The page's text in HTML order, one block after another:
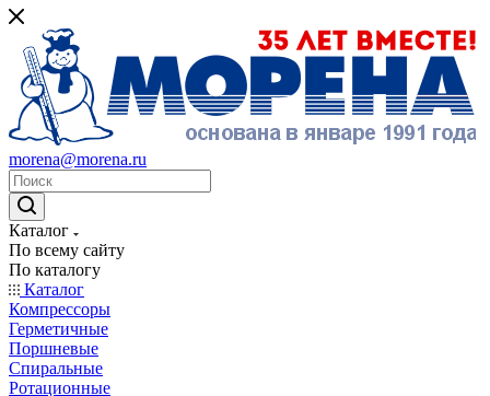
morena@morena.ru
Каталог
По всему сайту
По каталогу
Каталог
Компрессоры
Герметичные
Поршневые
Спиральные
Ротационные